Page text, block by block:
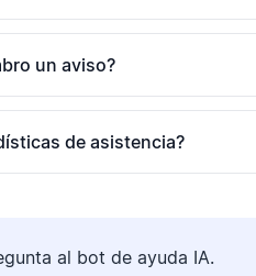
un aviso?
de asistencia?
al bot de ayuda IA.